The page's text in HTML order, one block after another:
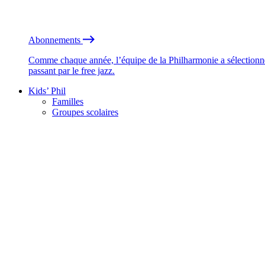
Abonnements
Comme chaque année, l’équipe de la Philharmonie a
passant par le free jazz.
Kids’ Phil
Familles
Groupes scolaires